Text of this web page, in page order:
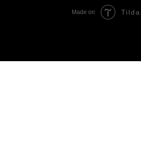
Made on Tilda